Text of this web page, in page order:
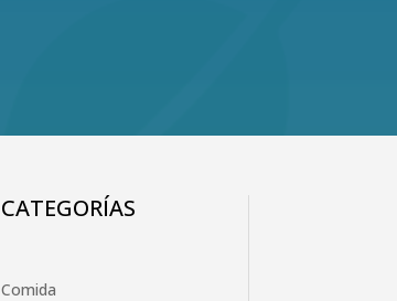
CATEGORÍAS
Comida